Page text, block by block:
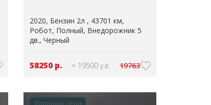
2020 Бензин 2л
43701 км
Робот Полный Внедорожник 5
дв. Черный
58250 р. ≈ 19500 у.е. 19763
Хорошая цена